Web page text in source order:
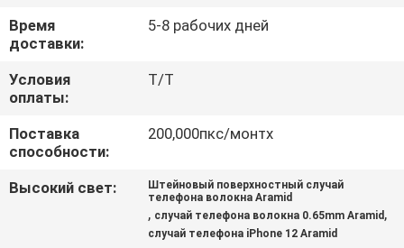
СВЯЖИТЕСЬ
С
НАМИ
НОВОСТИ
СЛУЧАИ
Время
доставки:
5-8 рабочих дней
Условия
оплаты:
T/T
Поставка
способности:
200,000пкс/монтх
Высокий свет:
Штейновый поверхностный случай
телефона волокна Aramid
, случай телефона волокна 0.65mm Aramid ,
случай телефона iPhone 12 Aramid